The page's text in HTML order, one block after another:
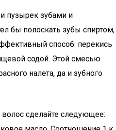
пузырек зубами и
бы полоскать зубы спиртом,
способ: перекись
содой. Этой смесью
налета, да и зубного
сделайте следующее: